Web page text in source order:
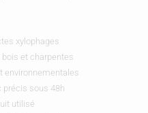
xylophages
et charpentes
environnementales
précis sous 48h
utilisé